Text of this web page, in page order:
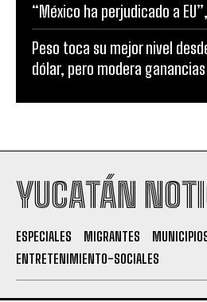
“México ha perjudicado a
Peso toca su mejor nivel
dólar, pero modera
YUCATÁN
ESPECIALES MIGRANTES
ENTRETENIMIENTO-SOCIALES